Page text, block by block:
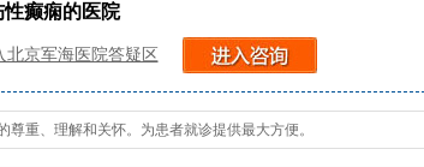
性癫痫的医院
北京军海医院答疑区
重、理解和关怀。为患者就诊提供最大方便。